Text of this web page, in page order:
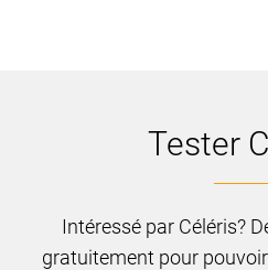
Tester
Intéressé par Céléris?
gratuitement pour